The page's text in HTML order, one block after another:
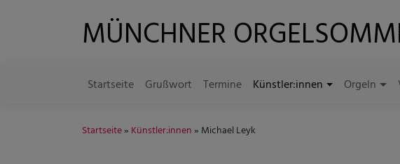
MÜNCHNER
Hauptnavigation
Startseite Grußwort Termine Künstler:innen Orgeln
Startseite Künstler:innen Michael Leyk